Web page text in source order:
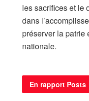
les sacrifices et le
dans
préserver la patrie
nationale.
En rapport Posts